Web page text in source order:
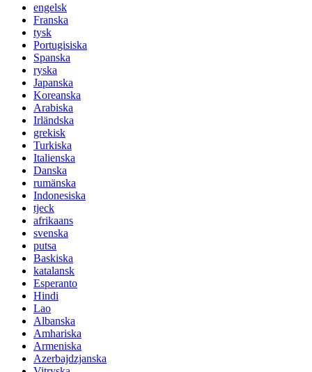
engelsk
Franska
tysk
Portugisiska
Spanska
ryska
Japanska
Koreanska
Arabiska
Irländska
grekisk
Turkiska
Italienska
Danska
rumänska
Indonesiska
tjeck
afrikaans
svenska
putsa
Baskiska
katalansk
Esperanto
Hindi
Lao
Albanska
Amhariska
Armeniska
Azerbajdzjanska